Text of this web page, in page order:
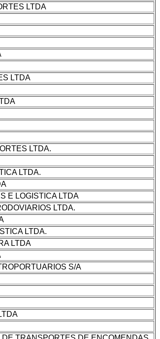
LTDA
LTDA
LTDA.
LTDA.
E LOGISTICA LTDA
LTDA.
LTDA.
LTDA
S/A